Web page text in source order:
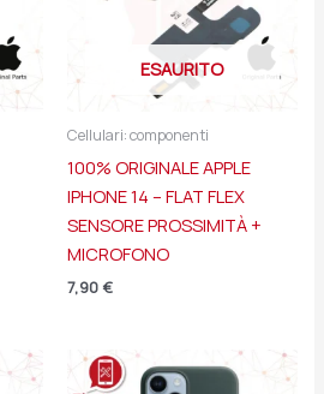
ESAURITO
Cellulari: componenti
100% ORIGINALE APPLE
IPHONE 14 – FLAT FLEX
SENSORE PROSSIMITÀ +
MICROFONO
7,90 €